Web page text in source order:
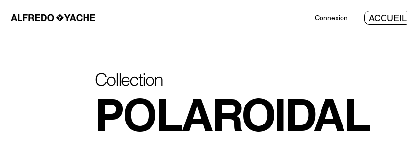
Connexion ACCUEIL
Collection
POLAROIDAL